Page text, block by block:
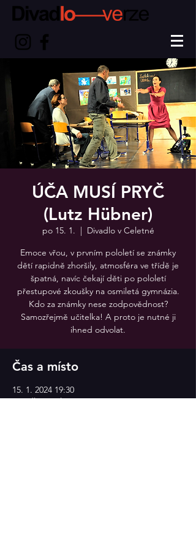
ÚČA MUSÍ PRYČ
(Lutz Hübner)
po 15. 1.
  |
Divadlo v Celetné
Emoce vřou, v prvním pololetí se známky
dětí rapidně zhoršily, atmosféra ve třídě je
špatná, navíc čekají děti po pololetí
přestupové zkoušky na osmiletá gymnázia.
Kdo za známky nese zodpovědnost?
Samozřejmě učitelka! A proto je nutné ji
Čas a místo
15. 1. 2024 19:30
Divadlo v Celetné